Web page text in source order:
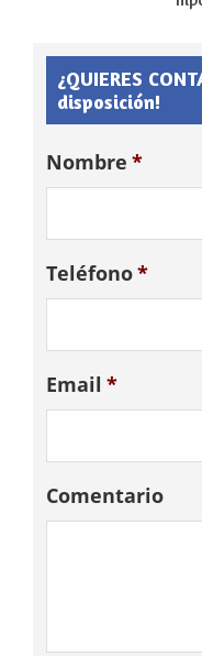
¿QUIERES
disposición!
Nombre *
Teléfono*
Email *
Comentario